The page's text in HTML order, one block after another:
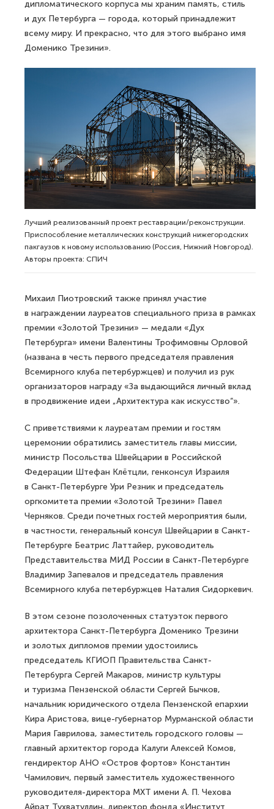
дипломатического корпуса мы храним память, стиль
и дух Петербурга — города, который принадлежит
всему миру. И прекрасно, что для этого выбрано имя
Доменико Трезини».
Лучший реализованный проект реставрации/реконструкции.
Приспособление металлических конструкций нижегородских
пакгаузов к новому использованию (Россия, Нижний Новгород).
Авторы проекта: СПИЧ
Михаил Пиотровский также принял участие
в награждении лауреатов специального приза в рамках
премии «Золотой Трезини» — медали «Дух
Петербурга» имени Валентины Трофимовны Орловой
(названа в честь первого председателя правления
Всемирного клуба петербуржцев) и получил из рук
организаторов награду «За выдающийся личный вклад
в продвижение идеи „Архитектура как искусство“».
С приветствиями к лауреатам премии и гостям
церемонии обратились заместитель главы миссии,
министр Посольства Швейцарии в Российской
Федерации Штефан Клётцли, генконсул Израиля
в Санкт-Петербурге Ури Резник и председатель
оргкомитета премии «Золотой Трезини» Павел
Черняков. Среди почетных гостей мероприятия были,
в частности, генеральный консул Швейцарии в Санкт-
Петербурге Беатрис Латтайер, руководитель
Представительства МИД России в Санкт-Петербурге
Владимир Запевалов и председатель правления
Всемирного клуба петербуржцев Наталия Сидоркевич.
В этом сезоне позолоченных статуэток первого
архитектора Санкт-Петербурга Доменико Трезини
и золотых дипломов премии удостоились
председатель КГИОП Правительства Санкт-
Петербурга Сергей Макаров, министр культуры
и туризма Пензенской области Сергей Бычков,
начальник юридического отдела Пензенской епархии
Кира Аристова, вице-губернатор Мурманской области
Мария Гаврилова, заместитель городского головы —
главный архитектор города Калуги Алексей Комов,
гендиректор АНО «Остров фортов» Константин
Чамилович, первый заместитель художественного
руководителя-директора МХТ имени А. П. Чехова
Айрат Тухватуллин, директор фонда «Институт